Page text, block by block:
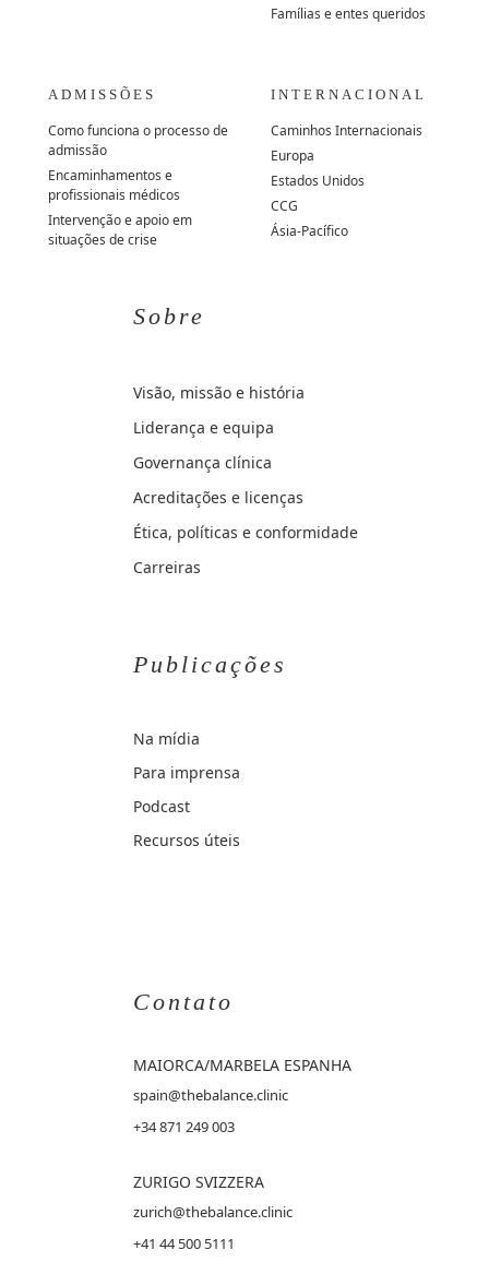
Famílias e entes queridos
ADMISSÕES
Como funciona o processo de
admissão
Encaminhamentos e
profissionais médicos
Intervenção e apoio em
situações de crise
INTERNACIONAL
Caminhos Internacionais
Europa
Estados Unidos
CCG
Ásia-Pacífico
Sobre
Visão, missão e história
Liderança e equipa
Governança clínica
Acreditações e licenças
Ética, políticas e conformidade
Carreiras
Publicações
Na mídia
Para imprensa
Podcast
Recursos úteis
Contato
MAIORCA/MARBELA ESPANHA
spain@thebalance.clinic
+34 871 249 003
ZURIGO SVIZZERA
zurich@thebalance.clinic
+41 44 500 5111